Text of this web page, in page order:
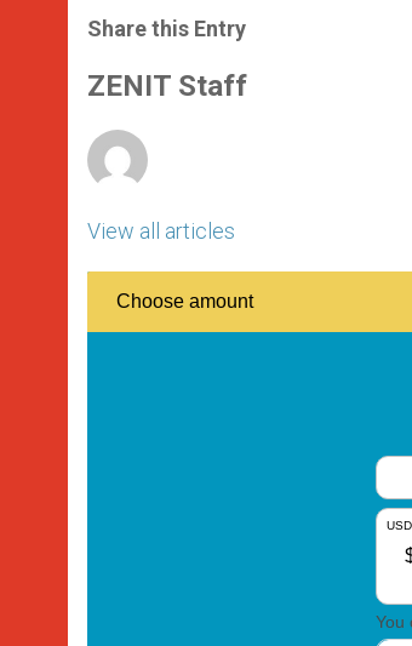
t
s
p
p
s
e
g
e
e
b
o
k
Share this Entry
ZENIT Staff
View all articles